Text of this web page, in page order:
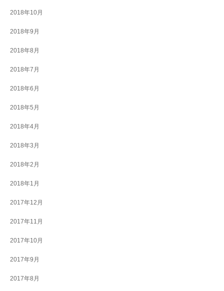
2018年10月
2018年9月
2018年8月
2018年7月
2018年6月
2018年5月
2018年4月
2018年3月
2018年2月
2018年1月
2017年12月
2017年11月
2017年10月
2017年9月
2017年8月